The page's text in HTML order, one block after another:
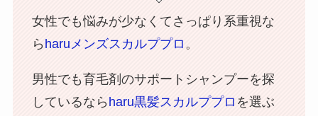
女性でも悩みが少なくてさっぱり系重視な
ら haruメンズスカルププロ 。
男性でも育毛剤のサポートシャンプーを探
しているなら haru黒髪スカルププロ を選ぶ